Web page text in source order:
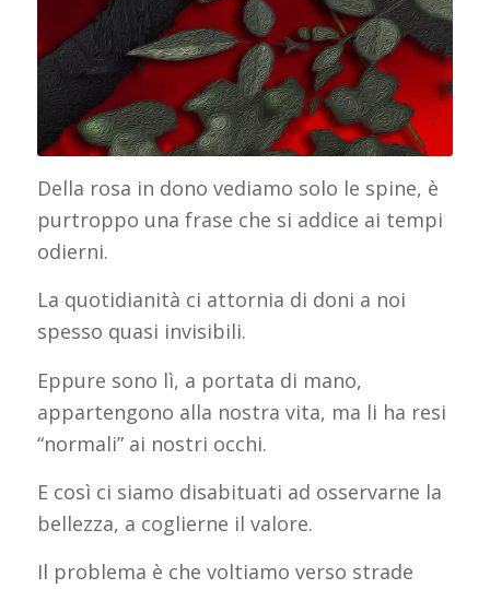
Della rosa in dono vediamo solo le spine, è
purtroppo una frase che si addice ai tempi
odierni.
La quotidianità ci attornia di doni a noi
spesso quasi invisibili.
Eppure sono lì, a portata di mano,
appartengono alla nostra vita, ma li ha resi
“normali” ai nostri occhi.
E così ci siamo disabituati ad osservarne la
bellezza, a coglierne il valore.
Il problema è che voltiamo verso strade